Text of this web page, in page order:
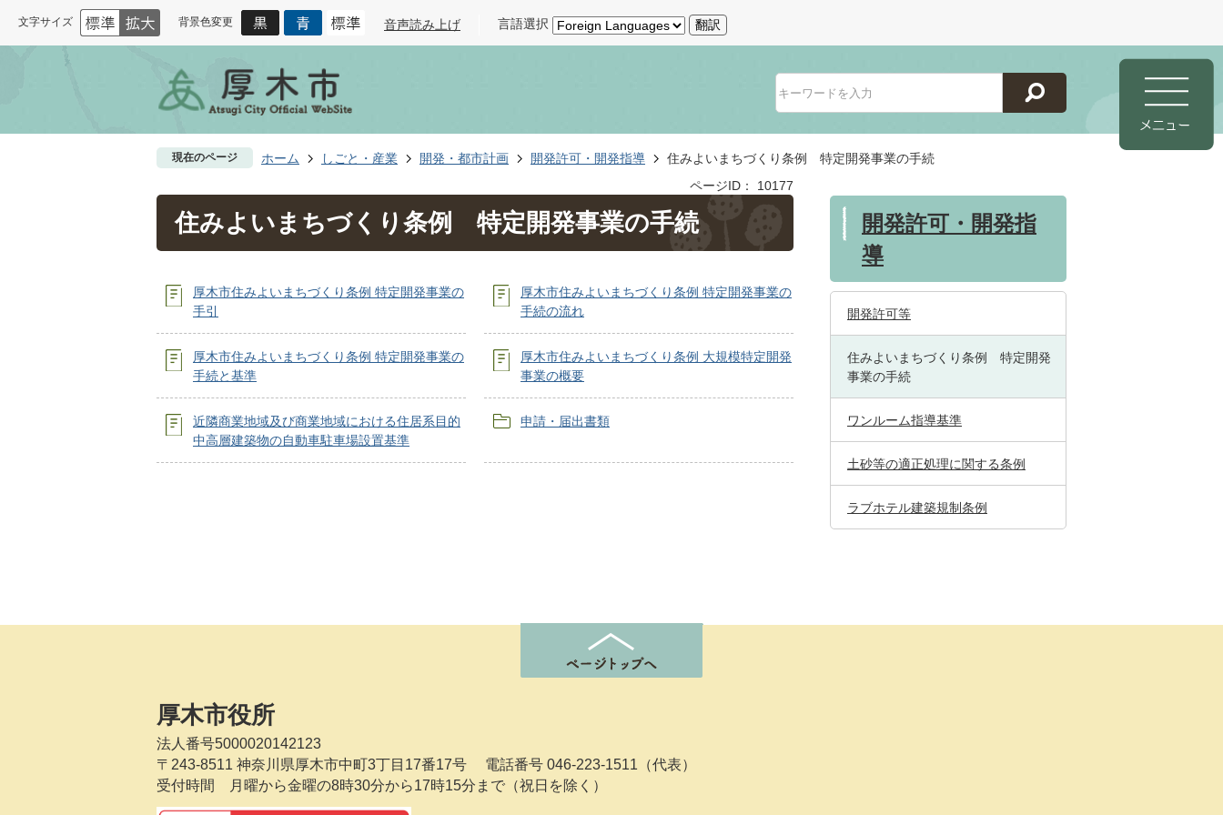
文字サイズ 背景色変更 音声読み上げ 言語選択 翻訳
現在のページ ホーム しごと・産業 開発・都市計画 開発許可・開発指導
住みよいまちづくり条例 特定開発事業の手続
ページID：
10177
住みよいまちづくり条例 特定開発事業の手続
厚木市住みよいまちづくり条例 特定開発事業の
手引
厚木市住みよいまちづくり条例 特定開発事業の
手続の流れ
厚木市住みよいまちづくり条例 特定開発事業の
手続と基準
厚木市住みよいまちづくり条例 大規模特定開発
事業の概要
近隣商業地域及び商業地域における住居系目的
中高層建築物の自動車駐車場設置基準
申請・届出書類
開発許可・開発指
導
開発許可等
住みよいまちづくり条例 特定開発
事業の手続
ワンルーム指導基準
土砂等の適正処理に関する条例
ラブホテル建築規制条例
厚木市役所
法人番号5000020142123
〒243-8511 神奈川県厚木市中町3丁目17番17号
電話番号 046-223-1511（代表）
受付時間 月曜から金曜の8時30分から17時15分まで（祝日を除く）